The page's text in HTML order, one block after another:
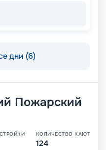
дни (6)
Пожарский
КОЛИЧЕСТВО КАЮТ
124